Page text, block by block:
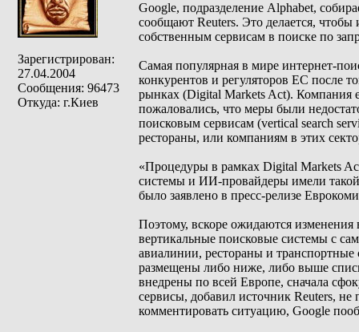
Зарегистрирован:
27.04.2004
Сообщения: 96473
Откуда: г.Киев
Google, подразделение Alphabet,
сообщают Reuters. Это делается,
собственным сервисам в поиске по
Самая популярная в мире интернет-
конкурентов и регуляторов ЕС после
рынках (Digital Markets Act). Компания
пожаловались, что меры были
поисковым сервисам (vertical search
рестораны, или компаниям в этих
«Процедуры в рамках Digital Markets
системы и ИИ-провайдеры имели
было заявлено в пресс-релизе
Поэтому, вскоре ожидаются изменения
вертикальные поисковые системы с
авиалинии, рестораны и
размещены либо ниже, либо выше
внедрены по всей Европе, сначала
сервисы, добавил источник Reuters, не
комментировать ситуацию, Google